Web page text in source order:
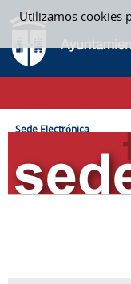
Utilizamos cookies
Saltar al contenido
SEDE ELECTRÓNICA
CAMINO DE MIGAS
Sede Electrónica